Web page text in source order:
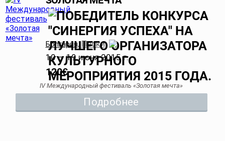
Болгария,Пески
10 — 19 июня 2015 г.
120€
IV Международный фестиваль «Золотая мечта»
Подробнее